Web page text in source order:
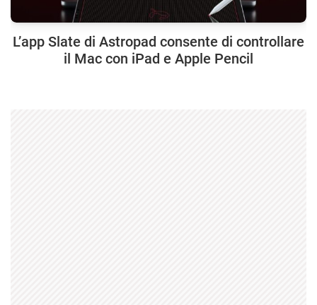
L’app Slate di Astropad consente di controllare
il Mac con iPad e Apple Pencil